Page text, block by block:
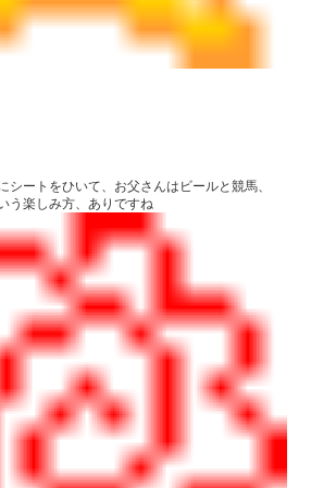
シートをひいて、お父さんはビールと競馬、
う楽しみ方、ありですね